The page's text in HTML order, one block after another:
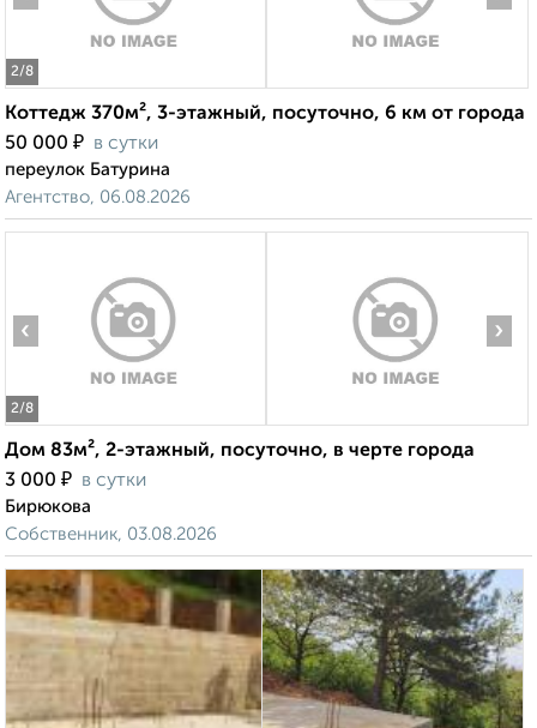
2/8
Коттедж 370м², 3-этажный, посуточно, 6 км от города
50 000 ₽ в сутки
переулок Батурина
Агентство, 06.08.2026
2/8
‹ ›
Дом 83м², 2-этажный, посуточно, в черте города
3 000 ₽ в сутки
Бирюкова
Собственник, 03.08.2026